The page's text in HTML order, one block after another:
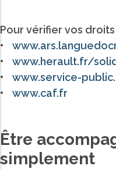
Pour vérifier vos
•
• www.herault.fr/
• www.service-
• www.caf.fr
Être
simplement